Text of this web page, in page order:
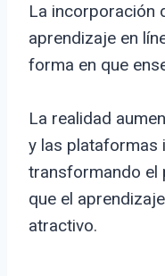
La incorporación
aprendizaje en
forma en que
La realidad
y las plataformas
transformando el
que el
atractivo.